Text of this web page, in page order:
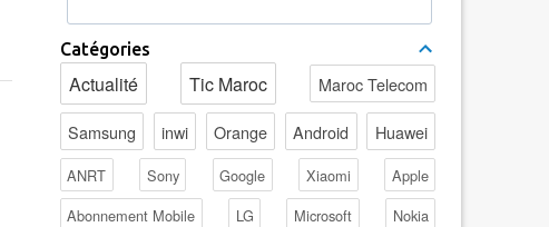
Catégories
Actualité Tic Maroc Maroc Telecom
Samsung inwi Orange Android Huawei
ANRT Sony Google Xiaomi
Apple
Abonnement Mobile
LG Microsoft
Nokia